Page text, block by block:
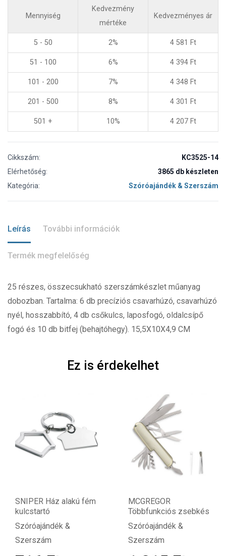
Mennyiség
Kedvezmény
mértéke
Kedvezményes ár
5 - 50 2% 4 581 Ft
51 - 100 6% 4 394 Ft
101 - 200 7% 4 348 Ft
201 - 500 8% 4 301 Ft
501 + 10% 4 207 Ft
Cikkszám:
KC3525-14
Elérhetőség:
3865 db készleten
Kategória:
Szóróajándék & Szerszám
Leírás További információk
Termék megfelelőség
25 részes, összecsukható szerszámkészlet műanyag
dobozban. Tartalma: 6 db precíziós csavarhúzó, csavarhúzó
nyél, hosszabbító, 4 db csőkulcs, laposfogó, oldalcsípő
fogó és 10 db bitfej (behajtóhegy). 15,5X10X4,9 CM
Ez is érdekelhet
SNIPER Ház alakú fém
kulcstartó
Szóróajándék &
Szerszám
MCGREGOR
Többfunkciós zsebkés
Szóróajándék &
Szerszám